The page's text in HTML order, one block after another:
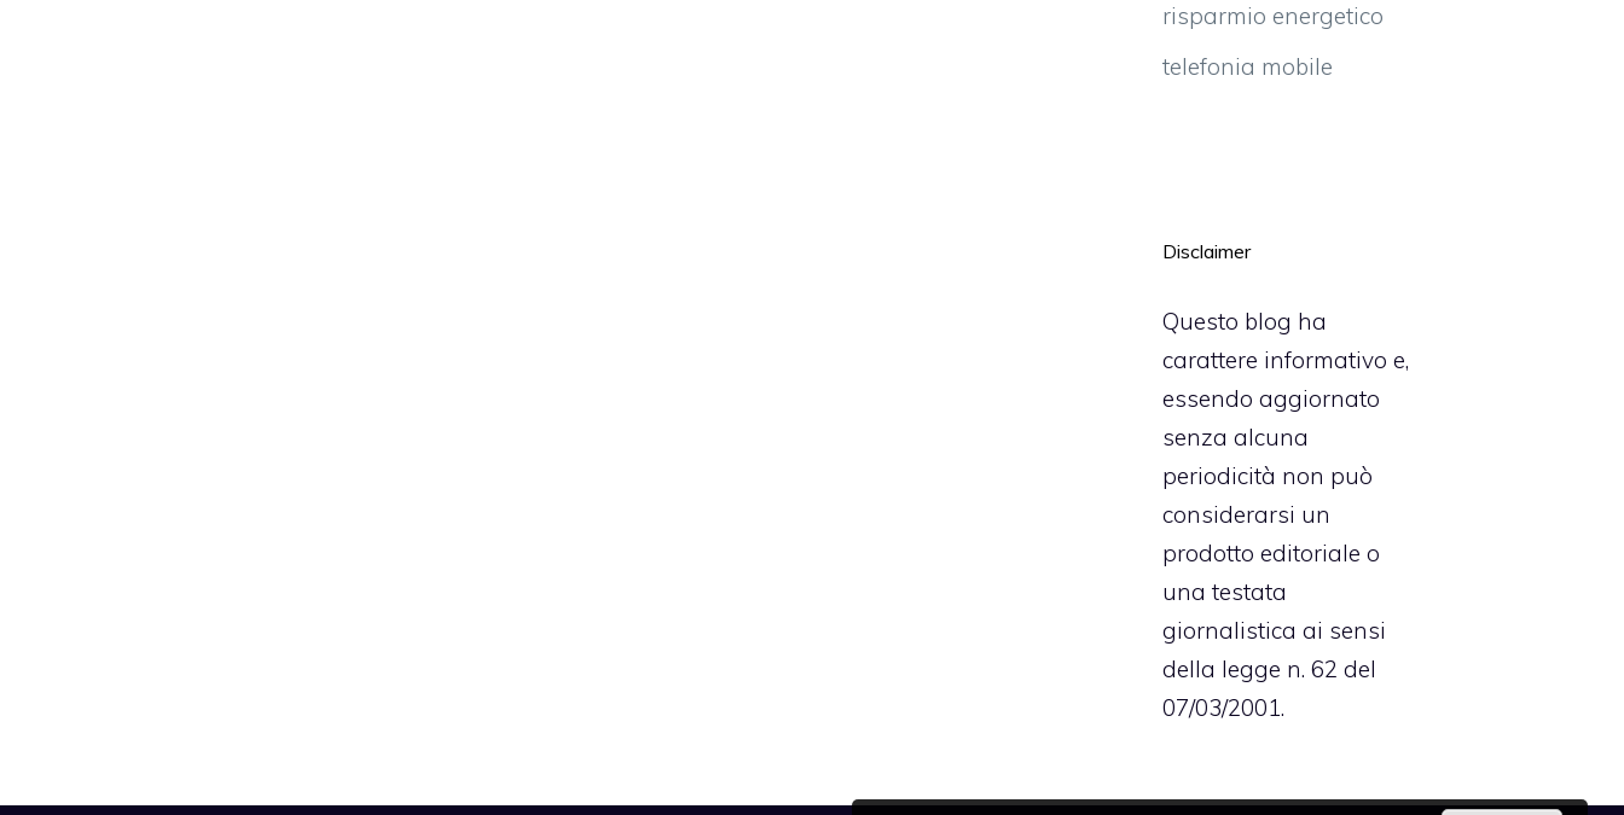
risparmio energetico
telefonia mobile
Disclaimer
Questo blog ha
carattere informativo e,
essendo aggiornato
senza alcuna
periodicità non può
considerarsi un
prodotto editoriale o
una testata
giornalistica ai sensi
della legge n. 62 del
07/03/2001.